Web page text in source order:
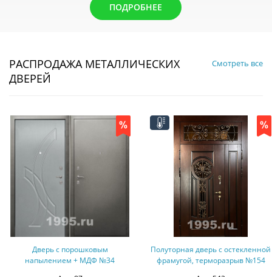
ПОДРОБНЕЕ
РАСПРОДАЖА МЕТАЛЛИЧЕСКИХ
ДВЕРЕЙ
Смотреть все
Дверь с порошковым
напылением + МДФ №34
Полуторная дверь с остекленной
фрамугой, терморазрыв №154